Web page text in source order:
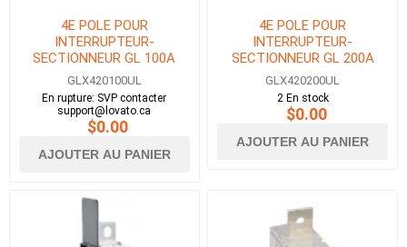
4E POLE POUR
INTERRUPTEUR-
SECTIONNEUR GL 100A
UL98
GLX420100UL
En rupture: SVP contacter
support@lovato.ca
$0.00
AJOUTER AU PANIER
4E POLE POUR
INTERRUPTEUR-
SECTIONNEUR GL 200A
UL98
GLX420200UL
2 En stock
$0.00
AJOUTER AU PANIER